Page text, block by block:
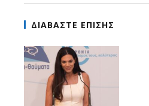
ΔΙΑΒΑΣΤΕ ΕΠΙΣΗΣ